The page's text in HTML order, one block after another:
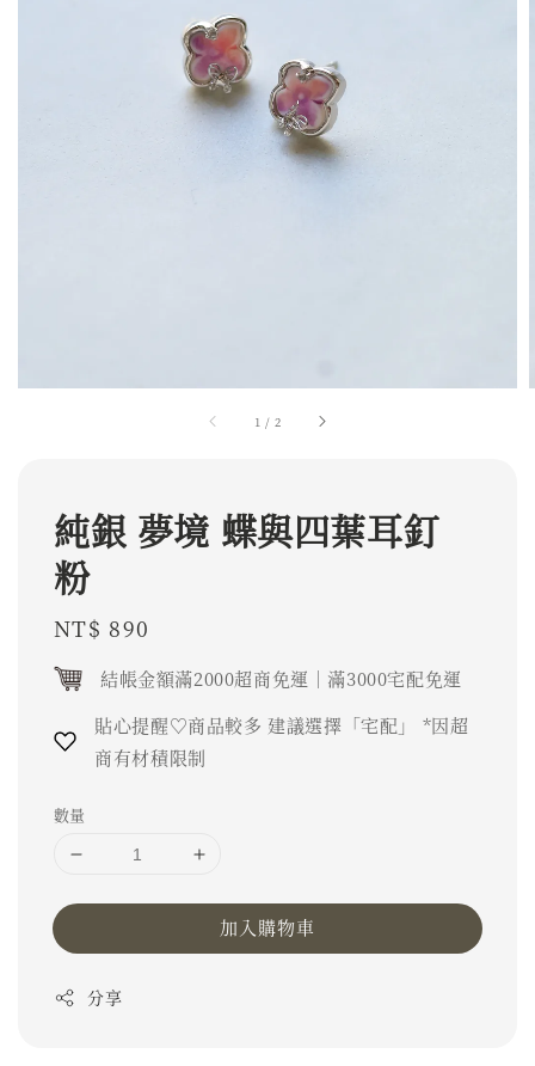
1 / 2
純銀 夢境 蝶與四葉耳釘
粉
Regular
price
NT$ 890
結帳金額滿2000超商免運｜滿3000宅配免運
貼心提醒♡商品較多 建議選擇「宅配」 *因超
商有材積限制
數量
加入購物車
分享